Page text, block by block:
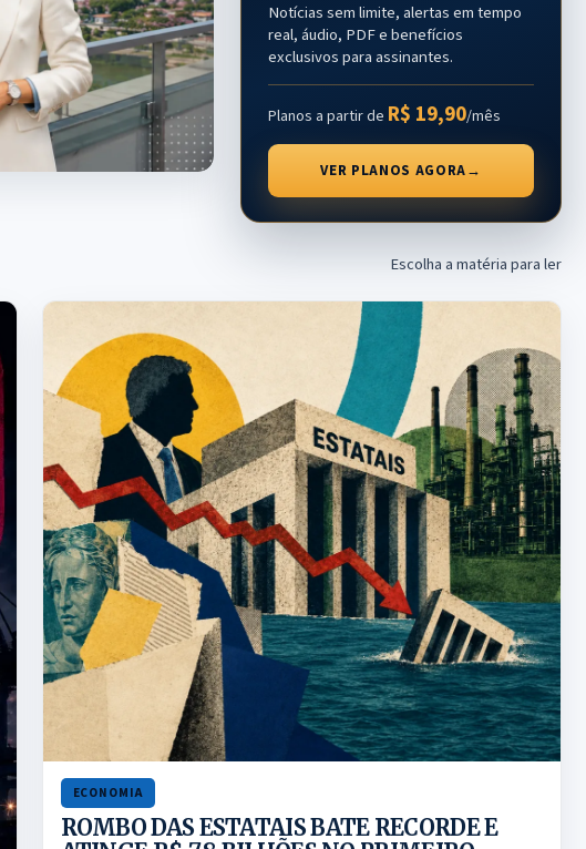
Notícias sem limite, alertas em tempo
real, áudio, PDF e benefícios
exclusivos para assinantes.
Planos a partir de R$ 19,90/mês
VER PLANOS AGORA→
Escolha a matéria para ler
ECONOMIA
ROMBO DAS ESTATAIS BATE RECORDE E